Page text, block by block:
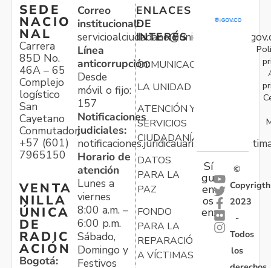
SEDE
NACIO
NAL
Carrera
85D No.
46A – 65
Complejo
logístico
San
Cayetano
Conmutador:
+57 (601)
7965150
VENTA
NILLA
ÚNICA
DE
RADIC
ACIÓN
Bogotá:
Correo
institucional:
Línea
anticorrupción:
Desde
móvil o fijo:
157
Notificaciones
judiciales:
Horario de
atención
Lunes a
viernes
8:00 a.m. –
6:00 p.m.
Sábado,
Domingo y
Festivos
ENLACES
DE
INTERÉS
COMUNICACIONES
LA UNIDAD
ATENCIÓN Y
SERVICIOS
CIUDADANÍA
DATOS
PARA LA
PAZ
FONDO
PARA LA
REPARACIÓN
A VÍCTIMAS
Sí
gu
en
os
en:
©
Copyrigth
2023
-
Todos
los